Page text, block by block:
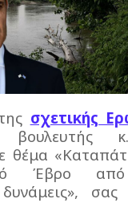
σχετικής
θέμα
Έβρο από
δυνάμεις»,